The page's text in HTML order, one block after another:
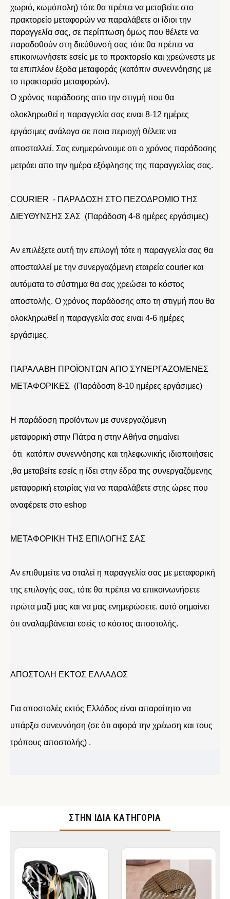
χωριό, κωμόπολη) τότε θα πρέπει να μεταβείτε στο
πρακτορείο μεταφορών να παραλάβετε οι ίδιοι την
παραγγελία σας, σε περίπτωση όμως που θέλετε να
παραδοθούν στη διεύθυνσή σας τότε θα πρέπει να
επικοινωνήσετε εσείς με το πρακτορείο και χρεώνεστε με
τα επιπλέον έξοδα μεταφοράς (κατόπιν συνεννόησης με
το πρακτορείο μεταφορών).
Ο χρόνος παράδοσης απο την στιγμή που θα
ολοκληρωθεί η παραγγελία σας ειναι 8-12 ημέρες
εργάσιμες ανάλογα σε ποια περιοχή θέλετε να
αποσταλλεί. Σας ενημερώνουμε οτι ο χρόνος παράδοσης
μετράει απο την ημέρα εξόφλησης της παραγγελίας σας.
COURIER - ΠΑΡΑΔΟΣΗ ΣΤΟ ΠΕΖΟΔΡΟΜΙΟ ΤΗΣ
ΔΙΕΥΘΥΝΣΗΣ ΣΑΣ (Παράδοση 4-8 ημέρες εργάσιμες)
Αν επιλέξετε αυτή την επιλογή τότε η παραγγελία σας θα
αποσταλλεί με την συνεργαζόμενη εταιρεία courier και
αυτόματα το σύστημα θα σας χρεώσει το κόστος
αποστολής. Ο χρόνος παράδοσης απο τη στιγμή που θα
ολοκληρωθεί η παραγγελία σας ειναι 4-6 ημέρες
εργάσιμες.
ΠΑΡΑΛΑΒΗ ΠΡΟΪΟΝΤΩΝ ΑΠΟ ΣΥΝΕΡΓΑΖΟΜΕΝΕΣ
ΜΕΤΑΦΟΡΙΚΕΣ (Παράδοση 8-10 ημέρες εργάσιμες)
Η παράδοση προϊόντων με συνεργαζόμενη
μεταφορική στην Πάτρα η στην Αθήνα σημαίνει
ότι κατόπιν συνεννόησης και τηλεφωνικής ιδιοποιήσεις
,θα μεταβείτε εσείς η ίδει στην έδρα της συνεργαζόμενης
μεταφορική εταιρίας για να παραλάβετε στης ώρες που
αναφέρετε στο eshop
ΜΕΤΑΦΟΡΙΚΗ ΤΗΣ ΕΠΙΛΟΓΗΣ ΣΑΣ
Αν επιθυμείτε να σταλεί η παραγγελία σας με μεταφορική
της επιλογής σας, τότε θα πρέπει να επικοινωνήσετε
πρώτα μαζί μας και να μας ενημερώσετε. αυτό σημαίνει
ότι αναλαμβάνεται εσείς το κόστος αποστολής.
ΑΠΟΣΤΟΛΗ ΕΚΤΟΣ ΕΛΛΑΔΟΣ
Για αποστολές εκτός Ελλάδος είναι απαραίτητο να
υπάρξει συνεννόηση (σε ότι αφορά την χρέωση και τους
τρόπους αποστολής) .
ΣΤΉΝ ΊΔΙΑ ΚΑΤΗΓΟΡΊΑ